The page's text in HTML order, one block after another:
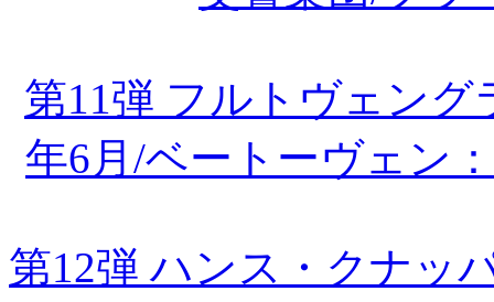
第11弾 フルトヴェング
年6月/ベートーヴェン
第12弾 ハンス・クナッ